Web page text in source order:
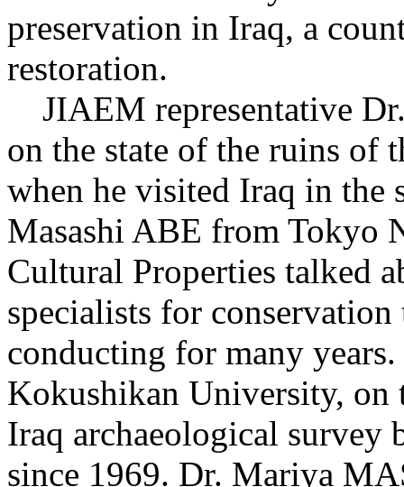
preservation in Iraq, a
restoration.
JIAEM representative
on the state of the ruins of
when he visited Iraq in the
Masashi ABE from Tokyo
Cultural Properties talked
specialists for
conducting for many
Kokushikan University, on
Iraq archaeological survey
since 1969. Dr. Mariya